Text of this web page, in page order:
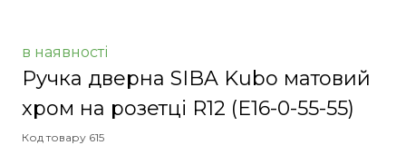
в наявності
Ручка дверна SIBA Kubo матовий
хром на розетці R12 (Е16-0-55-55)
Код товару 615